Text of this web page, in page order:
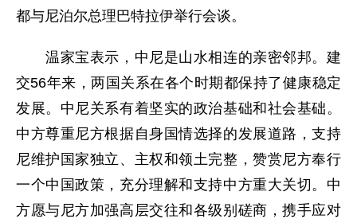
都与尼泊尔总理巴特拉伊举行会谈。
温家宝表示，中尼是山水相连的亲密邻邦。建
交56年来，两国关系在各个时期都保持了健康稳定
发展。中尼关系有着坚实的政治基础和社会基础。
中方尊重尼方根据自身国情选择的发展道路，支持
尼维护国家独立、主权和领土完整，赞赏尼方奉行
一个中国政策，充分理解和支持中方重大关切。中
方愿与尼方加强高层交往和各级别磋商，携手应对